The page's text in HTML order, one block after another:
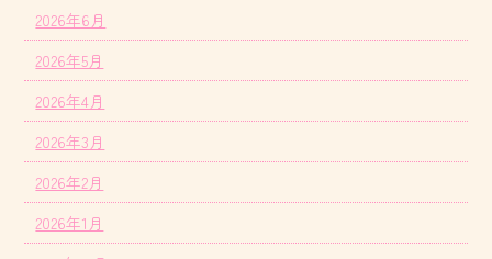
2026年6月
2026年5月
2026年4月
2026年3月
2026年2月
2026年1月